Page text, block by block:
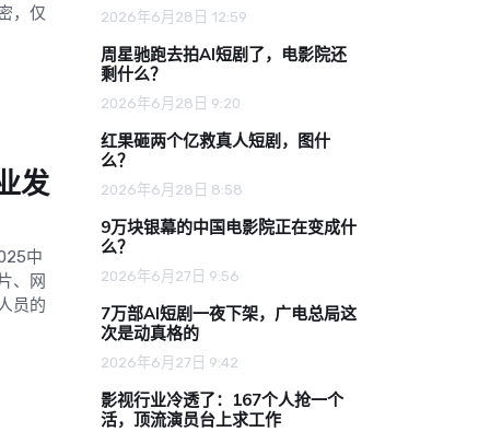
，仅
发
中
、网
员的
2026年6月28日 12:59
周星驰跑去拍AI短剧了，电影院还
剩什么？
2026年6月28日 9:20
红果砸两个亿救真人短剧，图什
么？
2026年6月28日 8:58
9万块银幕的中国电影院正在变成什
么？
2026年6月27日 9:56
7万部AI短剧一夜下架，广电总局这
次是动真格的
2026年6月27日 9:42
影视行业冷透了：167个人抢一个
活，顶流演员台上求工作